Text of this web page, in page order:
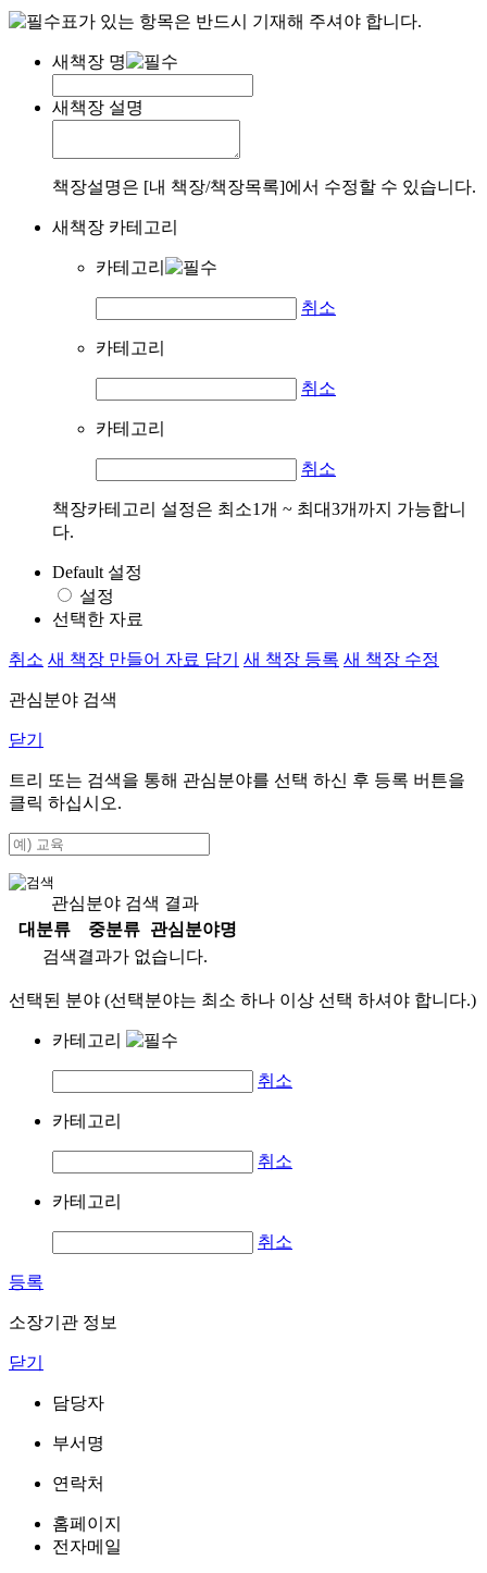
표가 있는 항목은 반드시 기재해 주셔야 합니다.
새책장 명
새책장 설명
책장설명은 [내 책장/책장목록]에서 수정할 수 있습니다.
새책장 카테고리
카테고리
취소
카테고리
취소
카테고리
취소
책장카테고리 설정은 최소1개 ~ 최대3개까지 가능합니
다.
Default 설정
설정
선택한 자료
취소 새 책장 만들어 자료 담기 새 책장 등록 새 책장 수정
관심분야 검색
닫기
트리 또는 검색을 통해 관심분야를 선택 하신 후 등록 버튼을
클릭 하십시오.
관심분야 검색 결과
대분류
중분류
관심분야명
검색결과가 없습니다.
선택된 분야 (선택분야는 최소 하나 이상 선택 하셔야 합니다.)
카테고리
취소
카테고리
취소
카테고리
취소
등록
소장기관 정보
닫기
담당자
부서명
연락처
홈페이지
전자메일